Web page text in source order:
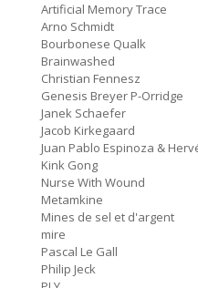
HD Hachoir
#77 Quartz Locked
f = (2.5)
#76 Carter Tutti Void
Called Again
#75 Philip Jeck
Bus Station
#74 Shit And Shine
Bye Bye Butterfly
#73 Pauline Oliveros
Artificial Memory Trace
Arno Schmidt
Bourbonese Qualk
Brainwashed
Christian Fennesz
Genesis Breyer P-Orridge
Janek Schaefer
Jacob Kirkegaard
Juan Pablo Espinoza &
Kink Gong
Nurse With Wound
Metamkine
Mines de sel et d'argent
mire
Pascal Le Gall
Philip Jeck